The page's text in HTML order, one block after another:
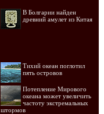
В Болгарии найден
древний амулет из Китая
Тихий океан поглотил
пять островов
Потепление Мирового
океана может увеличить
частоту экстремальных
штормов